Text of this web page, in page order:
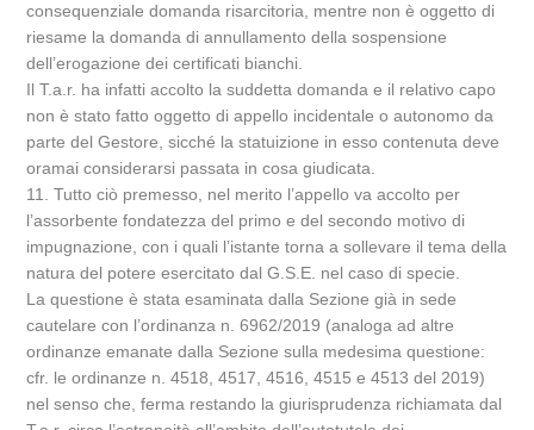
consequenziale domanda risarcitoria, mentre non è oggetto di
riesame la domanda di annullamento della sospensione
dell’erogazione dei certificati bianchi.
Il T.a.r. ha infatti accolto la suddetta domanda e il relativo capo
non è stato fatto oggetto di appello incidentale o autonomo da
parte del Gestore, sicché la statuizione in esso contenuta deve
oramai considerarsi passata in cosa giudicata.
11. Tutto ciò premesso, nel merito l’appello va accolto per
l’assorbente fondatezza del primo e del secondo motivo di
impugnazione, con i quali l’istante torna a sollevare il tema della
natura del potere esercitato dal G.S.E. nel caso di specie.
La questione è stata esaminata dalla Sezione già in sede
cautelare con l’ordinanza n. 6962/2019 (analoga ad altre
ordinanze emanate dalla Sezione sulla medesima questione:
cfr. le ordinanze n. 4518, 4517, 4516, 4515 e 4513 del 2019)
nel senso che, ferma restando la giurisprudenza richiamata dal